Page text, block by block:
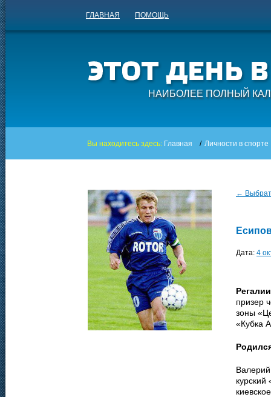
ГЛАВНАЯ ПОМОЩЬ
НАИБОЛЕЕ ПОЛНЫЙ
Вы находитесь здесь: Главная / Личности в спорте
←
Дата: 4
призер
зоны
«Кубка